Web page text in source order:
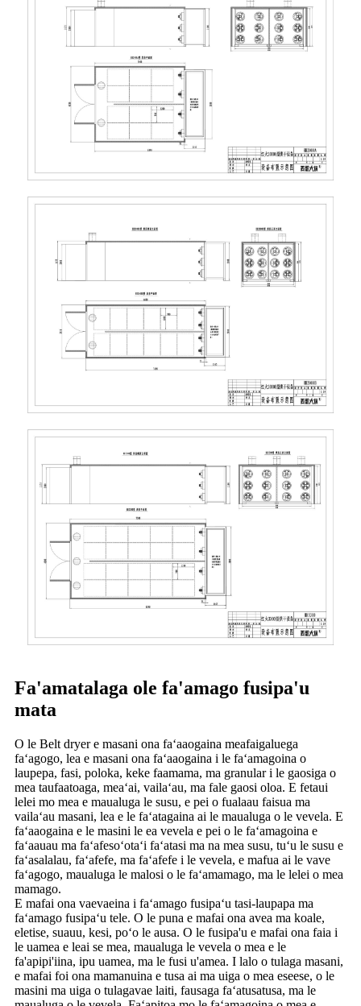
Fa'amatalaga ole fa'amago fusipa'u
mata
O le Belt dryer e masani ona faʻaaogaina meafaigaluega
faʻagogo, lea e masani ona faʻaaogaina i le faʻamagoina o
laupepa, fasi, poloka, keke faamama, ma granular i le gaosiga o
mea taufaatoaga, meaʻai, vailaʻau, ma fale gaosi oloa. E fetaui
lelei mo mea e maualuga le susu, e pei o fualaau faisua ma
vailaʻau masani, lea e le faʻatagaina ai le maualuga o le vevela. E
faʻaaogaina e le masini le ea vevela e pei o le faʻamagoina e
faʻaauau ma faʻafesoʻotaʻi faʻatasi ma na mea susu, tuʻu le susu e
faʻasalalau, faʻafefe, ma faʻafefe i le vevela, e mafua ai le vave
faʻagogo, maualuga le malosi o le faʻamamago, ma le lelei o mea
mamago.
E mafai ona vaevaeina i faʻamago fusipaʻu tasi-laupapa ma
faʻamago fusipaʻu tele. O le puna e mafai ona avea ma koale,
eletise, suauu, kesi, poʻo le ausa. O le fusipa'u e mafai ona faia i
le uamea e leai se mea, maualuga le vevela o mea e le
fa'apipi'iina, ipu uamea, ma le fusi u'amea. I lalo o tulaga masani,
e mafai foi ona mamanuina e tusa ai ma uiga o mea eseese, o le
masini ma uiga o tulagavae laiti, fausaga faʻatusatusa, ma le